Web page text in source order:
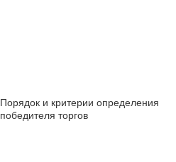
Порядок и критерии определения
победителя торгов